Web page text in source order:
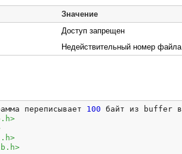
Значение
Доступ запрещен
Недействительный номер файла
переписывает 100